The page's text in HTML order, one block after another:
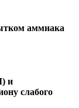
аммиака
и
слабого